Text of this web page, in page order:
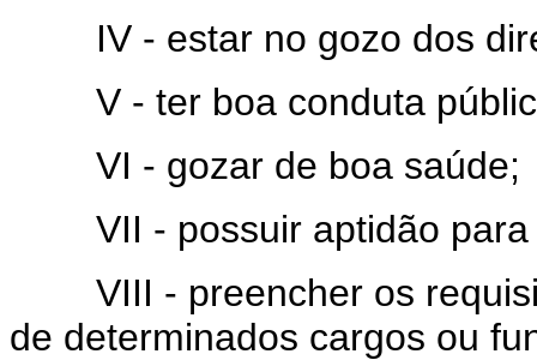
IV - estar no gozo dos
V - ter boa conduta
VI - gozar de boa saúde;
VII - possuir aptidão para
VIII - preencher os
de determinados cargos ou